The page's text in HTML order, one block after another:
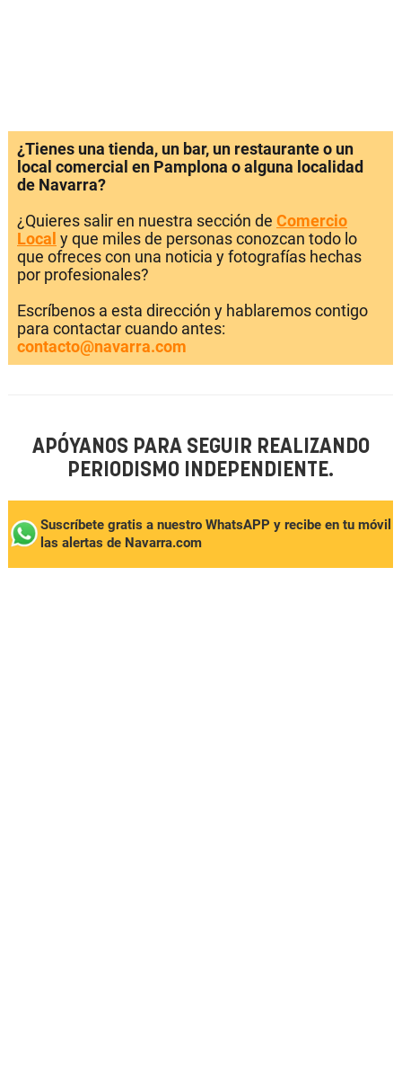
¿Tienes una tienda, un bar, un restaurante o un
local comercial en Pamplona o alguna localidad
de Navarra?
¿Quieres salir en nuestra sección de Comercio
Local y que miles de personas conozcan todo lo
que ofreces con una noticia y fotografías hechas
por profesionales?
Escríbenos a esta dirección y hablaremos contigo
para contactar cuando antes:
contacto@navarra.com
APÓYANOS PARA SEGUIR REALIZANDO
PERIODISMO INDEPENDIENTE.
Suscríbete gratis a nuestro WhatsAPP y recibe en tu móvil
las alertas de Navarra.com